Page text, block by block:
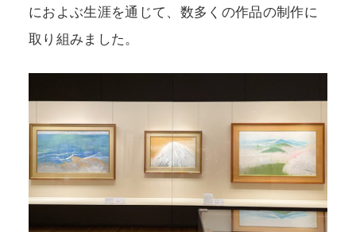
におよぶ生涯を通じて、数多くの作品の制作に
取り組みました。